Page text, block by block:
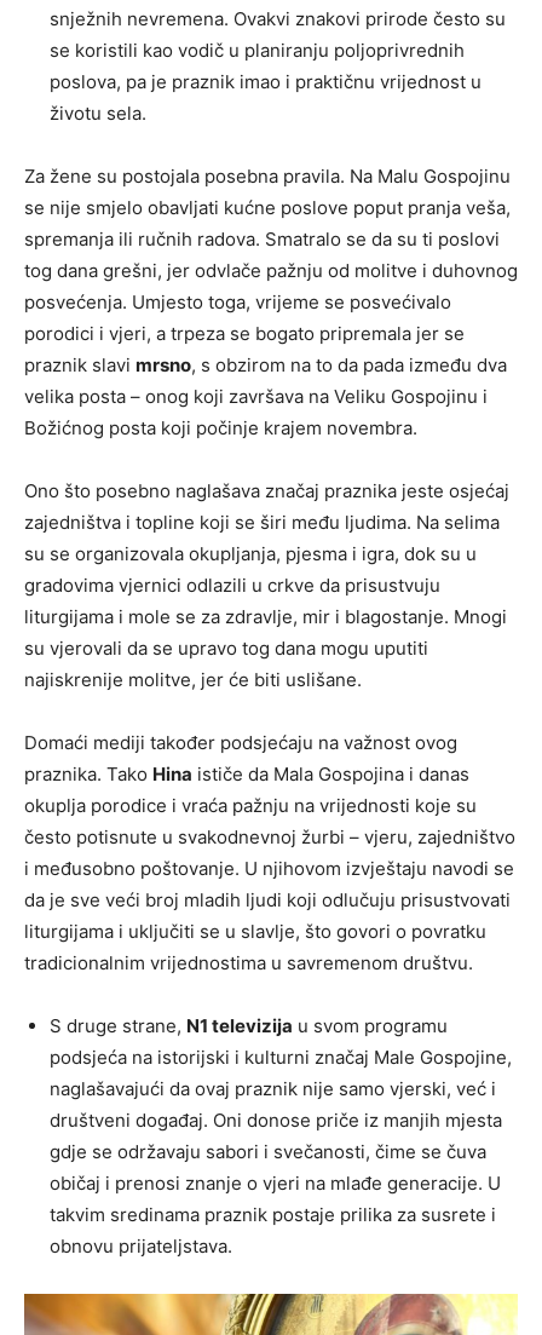
snježnih nevremena. Ovakvi znakovi prirode često su
se koristili kao vodič u planiranju poljoprivrednih
poslova, pa je praznik imao i praktičnu vrijednost u
životu sela.
Za žene su postojala posebna pravila. Na Malu Gospojinu
se nije smjelo obavljati kućne poslove poput pranja veša,
spremanja ili ručnih radova. Smatralo se da su ti poslovi
tog dana grešni, jer odvlače pažnju od molitve i duhovnog
posvećenja. Umjesto toga, vrijeme se posvećivalo
porodici i vjeri, a trpeza se bogato pripremala jer se
praznik slavi mrsno, s obzirom na to da pada između dva
velika posta – onog koji završava na Veliku Gospojinu i
Božićnog posta koji počinje krajem novembra.
Ono što posebno naglašava značaj praznika jeste osjećaj
zajedništva i topline koji se širi među ljudima. Na selima
su se organizovala okupljanja, pjesma i igra, dok su u
gradovima vjernici odlazili u crkve da prisustvuju
liturgijama i mole se za zdravlje, mir i blagostanje. Mnogi
su vjerovali da se upravo tog dana mogu uputiti
najiskrenije molitve, jer će biti uslišane.
Domaći mediji također podsjećaju na važnost ovog
praznika. Tako Hina ističe da Mala Gospojina i danas
okuplja porodice i vraća pažnju na vrijednosti koje su
često potisnute u svakodnevnoj žurbi – vjeru, zajedništvo
i međusobno poštovanje. U njihovom izvještaju navodi se
da je sve veći broj mladih ljudi koji odlučuju prisustvovati
liturgijama i uključiti se u slavlje, što govori o povratku
tradicionalnim vrijednostima u savremenom društvu.
S druge strane, N1 televizija u svom programu
podsjeća na istorijski i kulturni značaj Male Gospojine,
naglašavajući da ovaj praznik nije samo vjerski, već i
društveni događaj. Oni donose priče iz manjih mjesta
gdje se održavaju sabori i svečanosti, čime se čuva
običaj i prenosi znanje o vjeri na mlađe generacije. U
takvim sredinama praznik postaje prilika za susrete i
obnovu prijateljstava.